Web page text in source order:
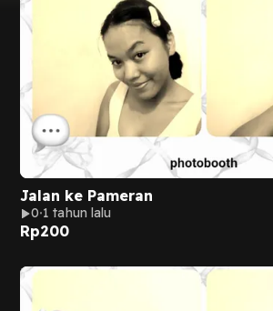
Jalan ke Pameran
0 1 tahun lalu
Rp200